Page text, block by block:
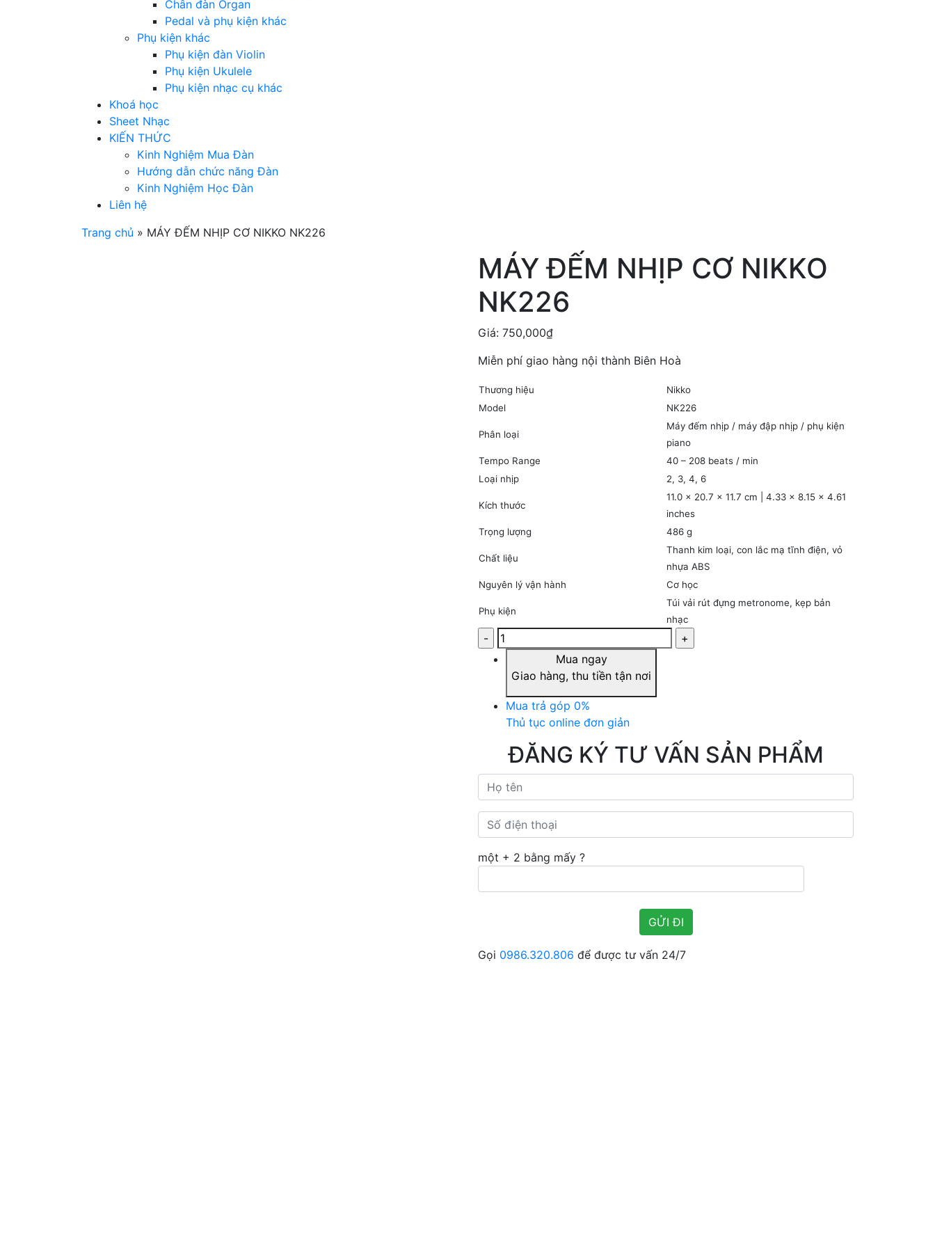
Chân đàn Organ
Pedal và phụ kiện khác
Phụ kiện khác
Phụ kiện đàn Violin
Phụ kiện Ukulele
Phụ kiện nhạc cụ khác
Khoá học
Sheet Nhạc
KIẾN THỨC
Kinh Nghiệm Mua Đàn
Hướng dẫn chức năng Đàn
Kinh Nghiệm Học Đàn
Liên hệ
Trang chủ » MÁY ĐẾM NHỊP CƠ NIKKO NK226
MÁY ĐẾM NHỊP CƠ NIKKO
NK226
Giá: 750,000₫
Miễn phí giao hàng nội thành Biên Hoà
Thương hiệu
Nikko
Model
NK226
Phân loại
Máy đếm nhịp / máy đập nhịp / phụ kiện
piano
Tempo Range
40 – 208 beats / min
Loại nhịp
2, 3, 4, 6
Kích thước
11.0 × 20.7 × 11.7 cm | 4.33 × 8.15 × 4.61
inches
Trọng lượng
486 g
Chất liệu
Thanh kim loại, con lắc mạ tĩnh điện, vỏ
nhựa ABS
Nguyên lý vận hành
Cơ học
Phụ kiện
Túi vải rút đựng metronome, kẹp bản
nhạc
Mua ngay
Giao hàng, thu tiền tận nơi
Mua trả góp 0%
Thủ tục online đơn giản
ĐĂNG KÝ TƯ VẤN SẢN PHẨM
một + 2 bằng mấy ?
Gọi 0986.320.806 để được tư vấn 24/7